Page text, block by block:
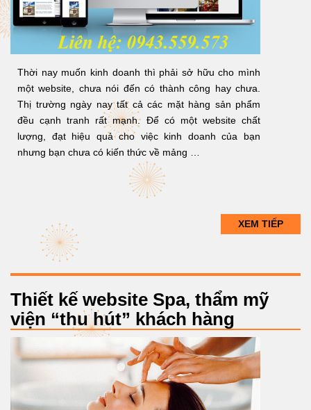
Thời nay muốn kinh doanh thì phải sở hữu cho mình
một website, chưa nói đến có thành công hay chưa.
Thị trường ngày nay tất cả các mặt hàng sản phẩm
đều cạnh tranh rất mạnh. Để có một website chất
lượng, đạt hiệu quả cho việc kinh doanh của bạn
nhưng bạn chưa có kiến thức về mảng …
XEM TIẾP
Thiết kế website Spa, thẩm mỹ
viện “thu hút” khách hàng